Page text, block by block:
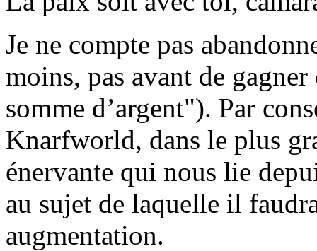
Je ne compte pas
moins, pas avant de
somme d’argent"). Par
Knarfworld, dans le plus
énervante qui nous lie
au sujet de laquelle il
augmentation.